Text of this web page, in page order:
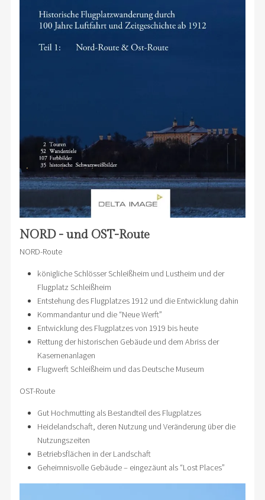
NORD - und OST-Route
NORD-Route
königliche Schlösser Schleißheim und Lustheim und der
Flugplatz Schleißheim
Entstehung des Flugplatzes 1912 und die Entwicklung dahin
Kommandantur und die “Neue Werft”
Entwicklung des Flugplatzes von 1919 bis heute
Rettung der historischen Gebäude und dem Abriss der
Kasernenanlagen
Flugwerft Schleißheim und das Deutsche Museum
OST-Route
Gut Hochmutting als Bestandteil des Flugplatzes
Heidelandschaft, deren Nutzung und Veränderung über die
Nutzungszeiten
Betriebsflächen in der Landschaft
Geheimnisvolle Gebäude – eingezäunt als “Lost Places”